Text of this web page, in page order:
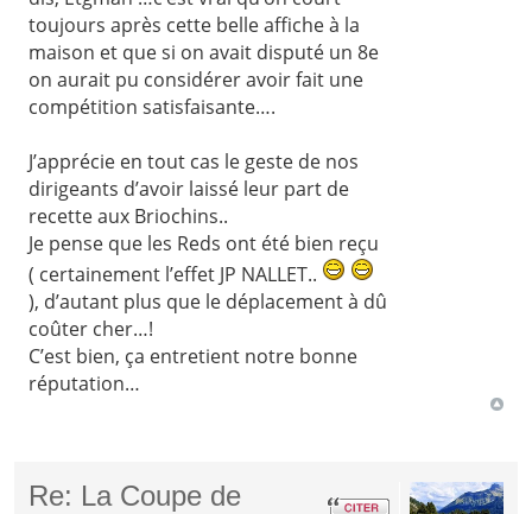
toujours après cette belle affiche à la
maison et que si on avait disputé un 8e
on aurait pu considérer avoir fait une
compétition satisfaisante….
J’apprécie en tout cas le geste de nos
dirigeants d’avoir laissé leur part de
recette aux Briochins..
Je pense que les Reds ont été bien reçu
( certainement l’effet JP NALLET..
), d’autant plus que le déplacement à dû
coûter cher…!
C’est bien, ça entretient notre bonne
réputation…
Re: La Coupe de